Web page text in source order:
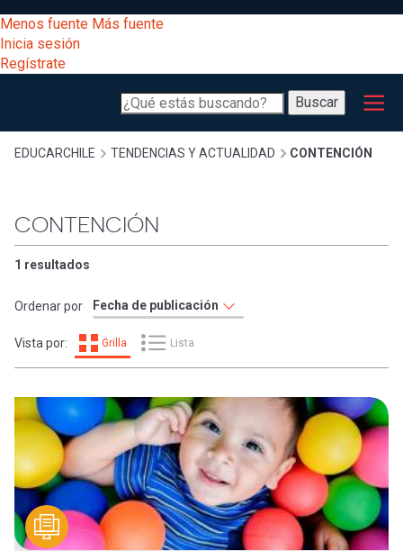
al
contenido
principal
[Educarchile
Escritorio]
Menú
entrar
a
mi
cuenta
Menos fuente Más fuente
Inicia sesión
Regístrate
Buscar
Buscar
Menú
principal
Desarrollo
Expand
Gestión
Comunidad
Expand
Expand
[Educarchile
Mobile]
Menú
Inicia
sesión
Sobrescribir
enlaces
de
ayuda
a
la
navegación
EDUCARCHILE TENDENCIAS Y ACTUALIDAD CONTENCIÓN
CONTENCIÓN
1 resultados
Ordenar por
Vista por: Grilla Lista